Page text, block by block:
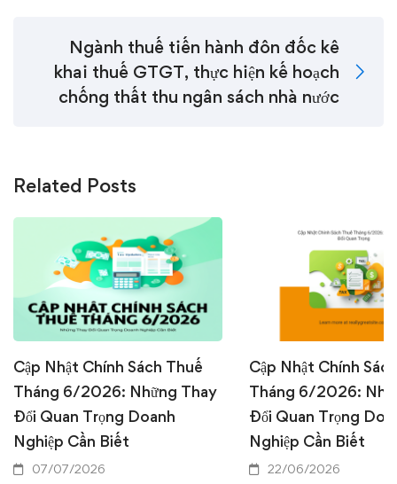
Ngành thuế tiến hành đôn đốc kê
khai thuế GTGT, thực hiện kế hoạch
chống thất thu ngân sách nhà nước
Related Posts
Cập Nhật Chính Sách Thuế
Tháng 6/2026: Những Thay
Đổi Quan Trọng Doanh
Nghiệp Cần Biết
07/07/2026
Cập Nhật Chính
Tháng 6/2026:
Đổi Quan Trọng
Nghiệp Cần Biết
22/06/2026